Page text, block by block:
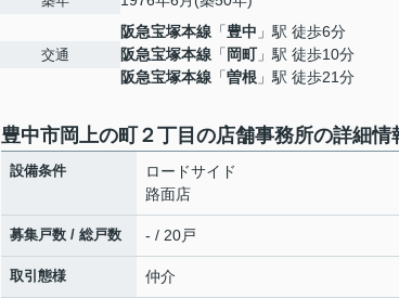
交通
阪急宝塚本線 「豊中 」駅 徒歩6分
阪急宝塚本線 「 岡町」駅 徒歩10分
阪急宝塚本線 「曽根 」駅 徒歩21分
豊中市岡上の町２丁目の店舗事務所の詳細情
設備条件
ロードサイド
路面店
募集戸数 / 総戸数 - / 20戸
取引態様 仲介